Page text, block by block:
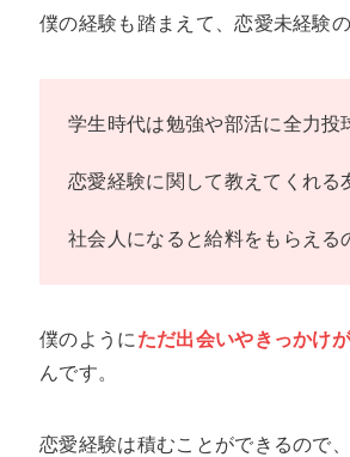
僕の経験も踏まえて、恋愛未経験
学生時代は勉強や部活に全力投
恋愛経験に関して教えてくれる
社会人になると給料をもらえる
僕のように ただ出会いやきっかけ
んです。
恋愛経験は積むことができるので